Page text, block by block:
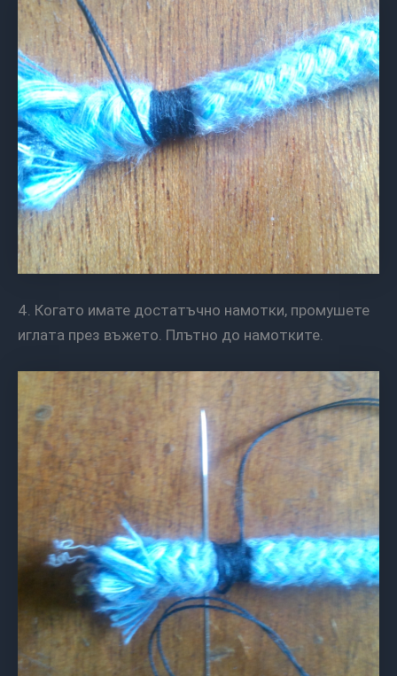
4. Когато имате достатъчно намотки, промушете
иглата през въжето. Плътно до намотките.